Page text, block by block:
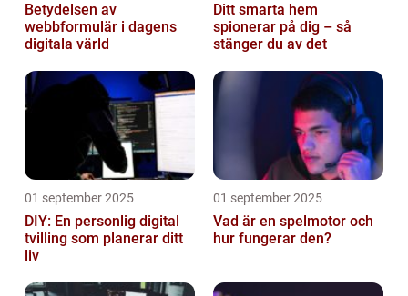
Betydelsen av
webbformulär i dagens
digitala värld
Ditt smarta hem
spionerar på dig – så
stänger du av det
01 september 2025
DIY: En personlig digital
tvilling som planerar ditt
liv
01 september 2025
Vad är en spelmotor och
hur fungerar den?